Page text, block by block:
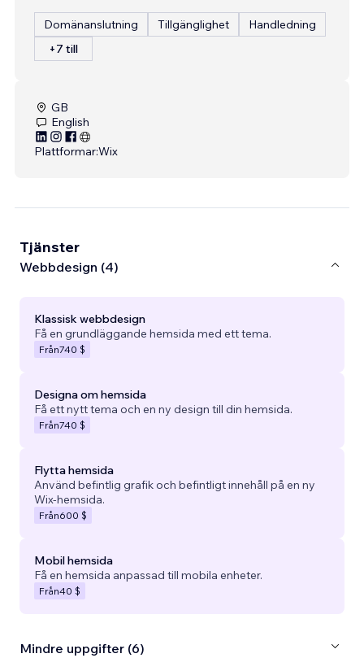
Domänanslutning Tillgänglighet
Handledning
+7 till
GB
English
Plattformar:Wix
Tjänster
Webbdesign (4)
Klassisk webbdesign
Få en grundläggande hemsida med ett tema.
Från740 $
Designa om hemsida
Få ett nytt tema och en ny design till din hemsida.
Från740 $
Flytta hemsida
Använd befintlig grafik och befintligt innehåll på en ny
Wix-hemsida.
Från600 $
Mobil hemsida
Få en hemsida anpassad till mobila enheter.
Från40 $
Mindre uppgifter (6)